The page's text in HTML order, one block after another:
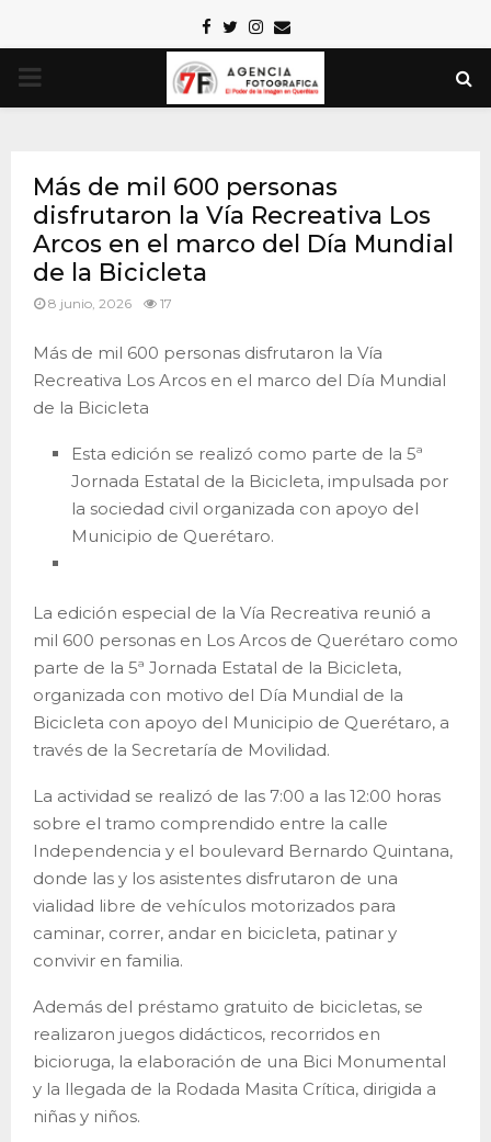
Facebook
TwitterInstagram
Email
PRIMARY
Más de mil 600 personas
disfrutaron la Vía Recreativa Los
Arcos en el marco del Día Mundial
de la Bicicleta
8 junio, 2026 17
Más de mil 600 personas disfrutaron la Vía
Recreativa Los Arcos en el marco del Día Mundial
de la Bicicleta
Esta edición se realizó como parte de la 5ª
Jornada Estatal de la Bicicleta, impulsada por
la sociedad civil organizada con apoyo del
Municipio de Querétaro.
La edición especial de la Vía Recreativa reunió a
mil 600 personas en Los Arcos de Querétaro como
parte de la 5ª Jornada Estatal de la Bicicleta,
organizada con motivo del Día Mundial de la
Bicicleta con apoyo del Municipio de Querétaro, a
través de la Secretaría de Movilidad.
La actividad se realizó de las 7:00 a las 12:00 horas
sobre el tramo comprendido entre la calle
Independencia y el boulevard Bernardo Quintana,
donde las y los asistentes disfrutaron de una
vialidad libre de vehículos motorizados para
caminar, correr, andar en bicicleta, patinar y
convivir en familia.
Además del préstamo gratuito de bicicletas, se
realizaron juegos didácticos, recorridos en
bicioruga, la elaboración de una Bici Monumental
y la llegada de la Rodada Masita Crítica, dirigida a
niñas y niños.